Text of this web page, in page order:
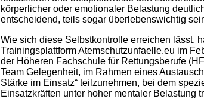
körperlicher oder emotionaler Belastung
entscheidend, teils sogar überlebenswichtig
Wie sich diese Selbstkontrolle erreichen lässt,
Trainingsplattform Atemschutzunfaelle.eu im
der Höheren Fachschule für Rettungsberufe
Team Gelegenheit, im Rahmen eines
Stärke im Einsatz“ teilzunehmen, bei dem
Einsatzkräften unter hoher mentaler Belastung